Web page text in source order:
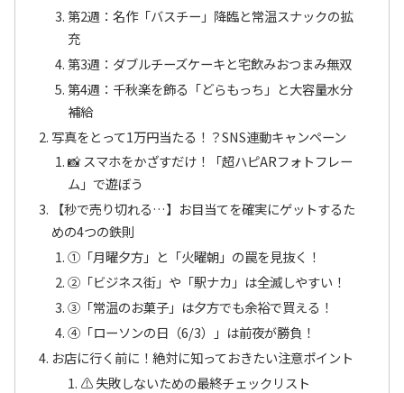
第2週：名作「バスチー」降臨と常温スナックの拡
充
第3週：ダブルチーズケーキと宅飲みおつまみ無双
第4週：千秋楽を飾る「どらもっち」と大容量水分
補給
写真をとって1万円当たる！？SNS連動キャンペーン
📸 スマホをかざすだけ！「超ハピARフォトフレー
ム」で遊ぼう
【秒で売り切れる…】お目当てを確実にゲットするた
めの4つの鉄則
①「月曜夕方」と「火曜朝」の罠を見抜く！
②「ビジネス街」や「駅ナカ」は全滅しやすい！
③「常温のお菓子」は夕方でも余裕で買える！
④「ローソンの日（6/3）」は前夜が勝負！
お店に行く前に！絶対に知っておきたい注意ポイント
⚠ 失敗しないための最終チェックリスト